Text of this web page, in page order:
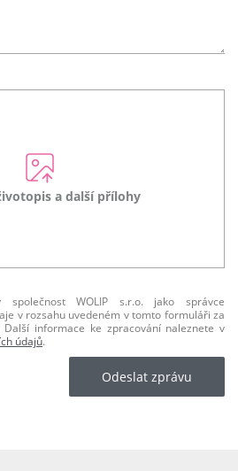
a další přílohy
společnost WOLIP s.r.o. jako správce
v rozsahu uvedeném v tomto formuláři za
Další informace ke zpracování naleznete v
údajů.
Odeslat zprávu